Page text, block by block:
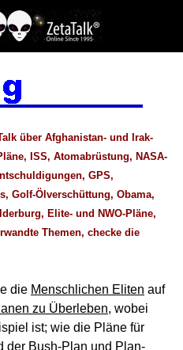
über Afghanistan- und Irak-
ISS, Atomabrüstung, NASA-
GPS,
Golf-Ölverschüttung, Obama,
Elite- und NWO-Pläne,
Themen, checke die
die Menschlichen Eliten auf
zu Überleben, wobei
ist; wie die Pläne für
der Bush-Plan und Plan-